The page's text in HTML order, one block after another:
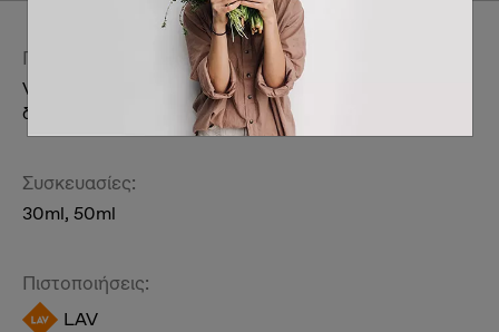
Περιγραφή:
Vegan κρέμα ημέρας για το πρόσωπο από φύκια και με
δείκτη προστασίας SPF15.
Συσκευασίες:
30ml, 50ml
Πιστοποιήσεις:
LAV